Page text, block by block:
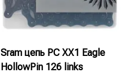
Sram цепь PC XX1 Eagle
HollowPin 126 links